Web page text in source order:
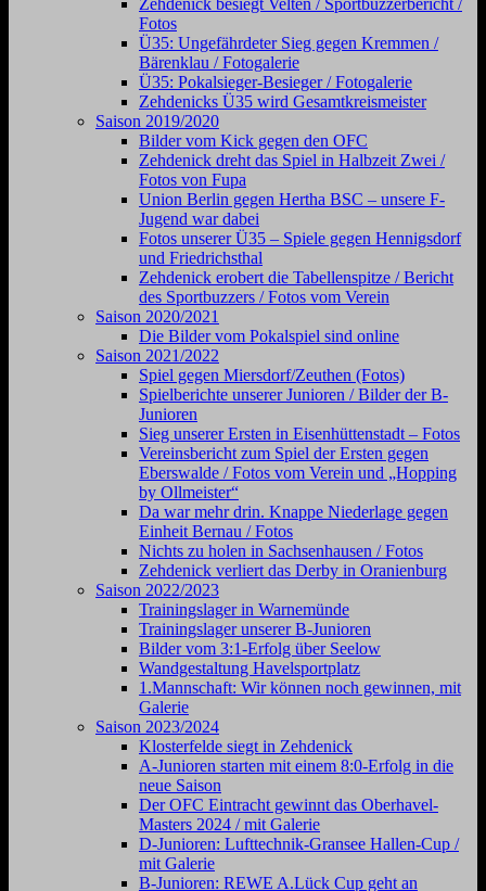
Zehdenick besiegt Velten / Sportbuzzerbericht /
Fotos
Ü35: Ungefährdeter Sieg gegen Kremmen /
Bärenklau / Fotogalerie
Ü35: Pokalsieger-Besieger / Fotogalerie
Zehdenicks Ü35 wird Gesamtkreismeister
Saison 2019/2020
Bilder vom Kick gegen den OFC
Zehdenick dreht das Spiel in Halbzeit Zwei /
Fotos von Fupa
Union Berlin gegen Hertha BSC – unsere F-
Jugend war dabei
Fotos unserer Ü35 – Spiele gegen Hennigsdorf
und Friedrichsthal
Zehdenick erobert die Tabellenspitze / Bericht
des Sportbuzzers / Fotos vom Verein
Saison 2020/2021
Die Bilder vom Pokalspiel sind online
Saison 2021/2022
Spiel gegen Miersdorf/Zeuthen (Fotos)
Spielberichte unserer Junioren / Bilder der B-
Junioren
Sieg unserer Ersten in Eisenhüttenstadt – Fotos
Vereinsbericht zum Spiel der Ersten gegen
Eberswalde / Fotos vom Verein und „Hopping
by Ollmeister“
Da war mehr drin. Knappe Niederlage gegen
Einheit Bernau / Fotos
Nichts zu holen in Sachsenhausen / Fotos
Zehdenick verliert das Derby in Oranienburg
Saison 2022/2023
Trainingslager in Warnemünde
Trainingslager unserer B-Junioren
Bilder vom 3:1-Erfolg über Seelow
Wandgestaltung Havelsportplatz
1.Mannschaft: Wir können noch gewinnen, mit
Galerie
Saison 2023/2024
Klosterfelde siegt in Zehdenick
A-Junioren starten mit einem 8:0-Erfolg in die
neue Saison
Der OFC Eintracht gewinnt das Oberhavel-
Masters 2024 / mit Galerie
D-Junioren: Lufttechnik-Gransee Hallen-Cup /
mit Galerie
B-Junioren: REWE A.Lück Cup geht an